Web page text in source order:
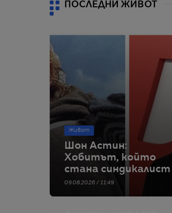
ПОСЛЕДНИ ЖИВОТ
Живот
Шон Астин:
Хобитът, който
стана синдикалист
09.08.2026 / 11:49